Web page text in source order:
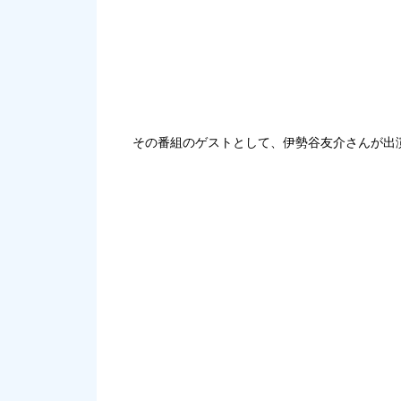
その番組のゲストとして、伊勢谷友介さんが出